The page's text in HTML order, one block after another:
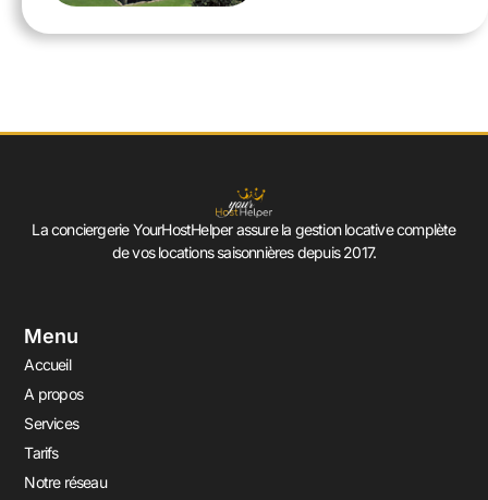
La conciergerie YourHostHelper assure la gestion locative complète
de vos locations saisonnières depuis 2017.
Menu
Accueil
A propos
Services
Tarifs
Notre réseau